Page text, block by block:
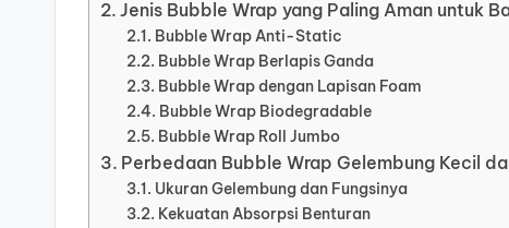
Jenis Bubble Wrap yang Paling Aman untuk
Bubble Wrap Anti-Static
Bubble Wrap Berlapis Ganda
Bubble Wrap dengan Lapisan Foam
Bubble Wrap Biodegradable
Bubble Wrap Roll Jumbo
Perbedaan Bubble Wrap Gelembung Kecil
Ukuran Gelembung dan Fungsinya
Kekuatan Absorpsi Benturan